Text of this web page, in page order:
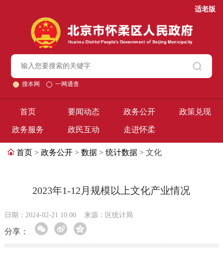
适老版
搜本网 一网通查
首页 要闻动态 政务公开 政策兑现
政务服务 政民互动 走进怀柔
首页 > 政务公开 > 数据 > 统计数据 > 文化
2023年1-12月规模以上文化产业情况
日期：2024-02-21 10:00 来源：区统计局
分享：